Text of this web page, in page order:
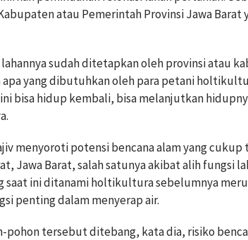
atau Pemerintah Provinsi Jawa Barat
sudah ditetapkan oleh provinsi atau
yang dibutuhkan oleh para petani
bisa hidup kembali, bisa melanjutkan
menyoroti potensi bencana alam yang
Jawa Barat, salah satunya akibat alih fungsi
saat ini ditanami holtikultura sebelumnya
penting dalam menyerap air.
pohon tersebut ditebang, kata dia, risiko